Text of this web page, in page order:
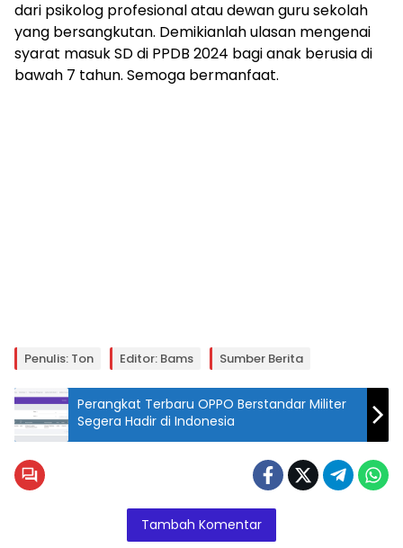
dari psikolog profesional atau dewan guru sekolah
yang bersangkutan. Demikianlah ulasan mengenai
syarat masuk SD di PPDB 2024 bagi anak berusia di
bawah 7 tahun. Semoga bermanfaat.
Penulis: Ton Editor: Bams Sumber Berita
Perangkat Terbaru OPPO Berstandar Militer
Segera Hadir di Indonesia
Tambah Komentar